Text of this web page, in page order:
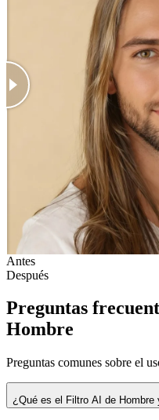
Antes
Después
Preguntas
Hombre
Preguntas comunes sobre el
¿Qué es el Filtro AI de Hombre